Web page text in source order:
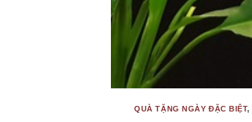
QUÀ TẶNG NGÀY ĐẶC BIỆT,